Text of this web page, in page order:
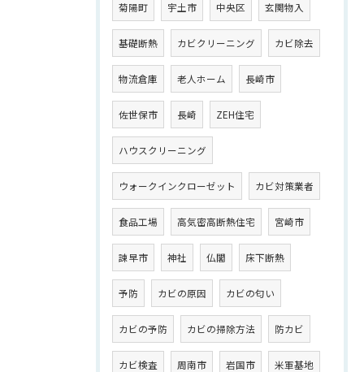
菊陽町 宇土市 中央区 玄関物入
基礎断熱 カビクリーニング カビ除去
物流倉庫 老人ホーム 長崎市
佐世保市 長崎 ZEH住宅
ハウスクリーニング
ウォークインクローゼット カビ対策業者
食品工場 高気密高断熱住宅 宮崎市
諫早市 神社 仏閣 床下断熱
予防 カビの原因 カビの匂い
カビの予防 カビの掃除方法 防カビ
カビ検査 周南市 岩国市 米軍基地